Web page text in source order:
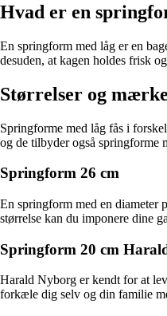
Hvad er en
En springform med låg er en
desuden, at kagen holdes frisk
Størrelser og
Springforme med låg fås i
og de tilbyder også springforme
Springform 26 cm
En springform med en diameter
størrelse kan du imponere dine
Springform 20 cm
Harald Nyborg er kendt for at
forkæle dig selv og din familie